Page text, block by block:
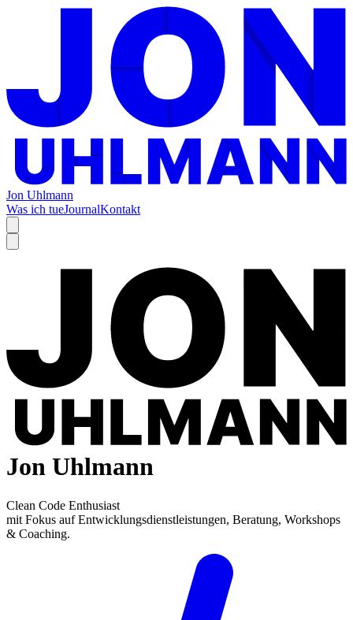
Jon Uhlmann
Was ich tueJournalKontakt
Jon Uhlmann
Clean Code Enthusiast
mit Fokus auf Entwicklungs­dienstleistungen, Beratung, Workshops
& Coaching.